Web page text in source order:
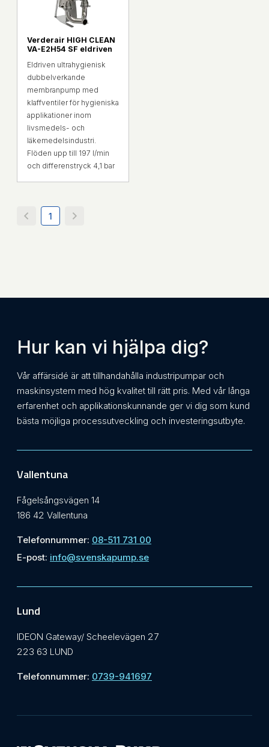
Verderair HIGH CLEAN
VA-E2H54 SF eldriven
Eldriven ultrahygienisk
dubbelverkande
membranpump med
klaffventiler för hygieniska
applikationer inom
livsmedels- och
läkemedelsindustri.
Flöden upp till 197 l/min
och differenstryck 4,1 bar
1
Hur kan vi hjälpa dig?
Vår affärsidé är att tillhandahålla industripumpar och
maskinsystem med hög kvalitet till rätt pris. Med vår långa
erfarenhet och applikationskunnande ger vi dig som kund
bästa möjliga processutveckling och investeringsutbyte.
Vallentuna
Fågelsångsvägen 14
186 42 Vallentuna
Telefonnummer: 08-511 731 00
E-post: info@svenskapump.se
Lund
IDEON Gateway/ Scheelevägen 27
223 63 LUND
Telefonnummer: 0739-941697